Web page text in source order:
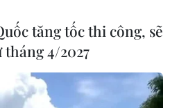
tăng tốc thi công, sẽ
4/2027